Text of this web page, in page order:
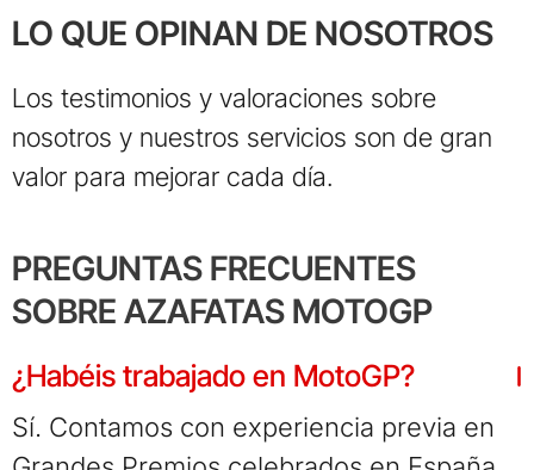
LO QUE OPINAN DE NOSOTROS
Los testimonios y valoraciones sobre
nosotros y nuestros servicios son de gran
valor para mejorar cada día.
PREGUNTAS FRECUENTES
SOBRE AZAFATAS MOTOGP
¿Habéis trabajado en MotoGP?
Sí. Contamos con experiencia previa en